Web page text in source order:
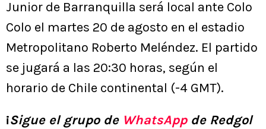
Junior de Barranquilla será local ante Colo
Colo el martes 20 de agosto en el estadio
Metropolitano Roberto Meléndez. El partido
se jugará a las 20:30 horas, según el
horario de Chile continental (-4 GMT).
¡Sigue el grupo de WhatsAppde Redgol